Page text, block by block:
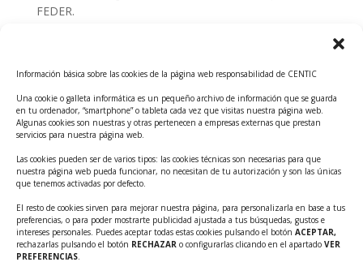
Información básica sobre las cookies de la página web responsabilidad de CENTIC
Una cookie o galleta informática es un pequeño archivo de información que se guarda
en tu ordenador, “smartphone” o tableta cada vez que visitas nuestra página web.
Algunas cookies son nuestras y otras pertenecen a empresas externas que prestan
servicios para nuestra página web.
Las cookies pueden ser de varios tipos: las cookies técnicas son necesarias para que
nuestra página web pueda funcionar, no necesitan de tu autorización y son las únicas
que tenemos activadas por defecto.
El resto de cookies sirven para mejorar nuestra página, para personalizarla en base a tus
preferencias, o para poder mostrarte publicidad ajustada a tus búsquedas, gustos e
intereses personales. Puedes aceptar todas estas cookies pulsando el botón ACEPTAR,
rechazarlas pulsando el botón RECHAZAR o configurarlas clicando en el apartado VER
PREFERENCIAS.
FEDER.
Tecnológicos 2ª ed.
Ayudas INFO para el apoyo a las empresas
innovadoras con potencial tecnológico y escalables
Convocatoria Cheque de Innovación. Ayudas INFO
para la contratación de servicios de Innovación y
Competitividad
Cheque Inversión del INFO. Ayudas para la
contratación de servicios de Innovación y
Competitividad para apoyar rondas de financiación.